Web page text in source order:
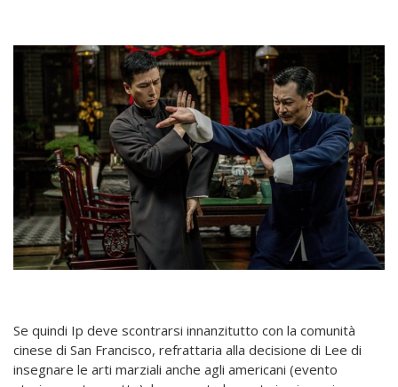
Se quindi Ip deve scontrarsi innanzitutto con la comunità
cinese di San Francisco, refrattaria alla decisione di Lee di
insegnare le arti marziali anche agli americani (evento